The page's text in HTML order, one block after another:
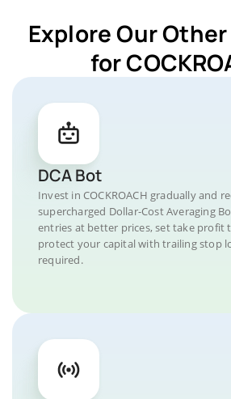
Explore Our
for
DCA Bot
Invest in COCKROACH gradually and
supercharged Dollar-Cost Averaging
entries at better prices, set take profit
protect your capital with trailing stop
required.